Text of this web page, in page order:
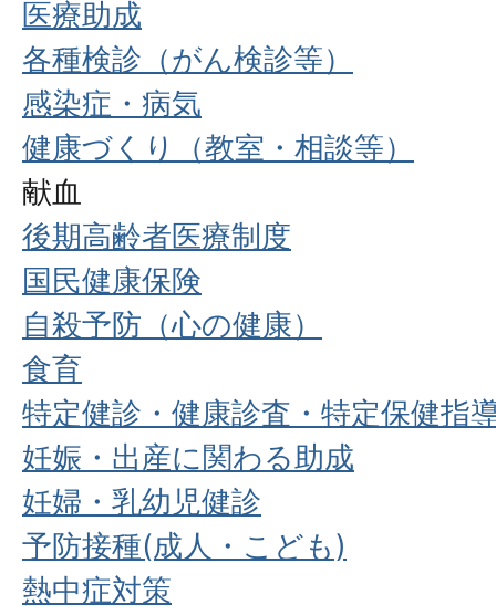
医療助成
各種検診（がん検診等）
感染症・病気
健康づくり（教室・相談等）
献血
後期高齢者医療制度
国民健康保険
自殺予防（心の健康）
食育
特定健診・健康診査・特定保健指
妊娠・出産に関わる助成
妊婦・乳幼児健診
予防接種(成人・こども)
熱中症対策